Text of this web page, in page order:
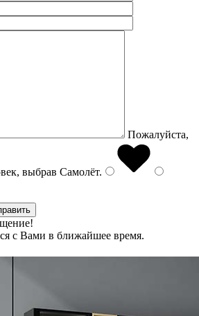
Пожалуйста,
выбрав Самолёт.
с Вами в ближайшее время.